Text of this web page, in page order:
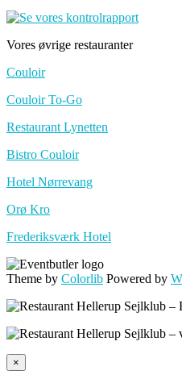
Vores øvrige restauranter
Couloir
Couloir To-Go
Restaurant Lynetten
Bistro Couloir
Hotel Nørrevang
Orø Kro
Frederiksværk Hotel
Theme by Colorlib Powered by
×